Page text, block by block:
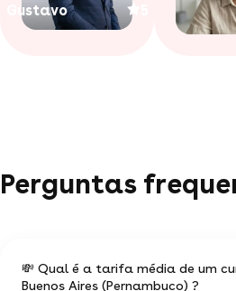
Gustavo
Perguntas
💸 Qual é a tarifa média de um
Buenos Aires (Pernambuco) ?